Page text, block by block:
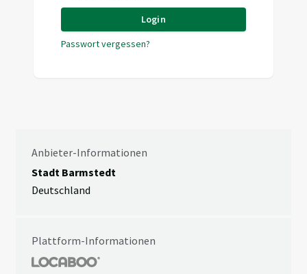
Login
Passwort vergessen?
Anbieter-Informationen
Stadt Barmstedt
Deutschland
Plattform-Informationen